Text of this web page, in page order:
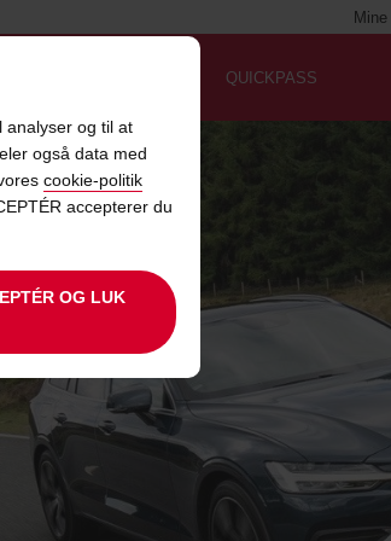
QUICKPASS
analyser og til at
også data med
cookie-politik
accepterer du
OG LUK